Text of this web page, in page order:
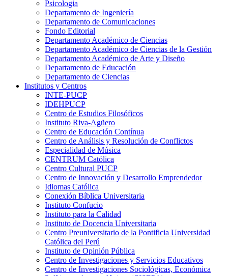
Psicologia
Departamento de Ingeniería
Departamento de Comunicaciones
Fondo Editorial
Departamento Académico de Ciencias
Departamento Académico de Ciencias de la Gestión
Departamento Académico de Arte y Diseño
Departamento de Educación
Departamento de Ciencias
Institutos y Centros
INTE-PUCP
IDEHPUCP
Centro de Estudios Filosóficos
Instituto Riva-Agüero
Centro de Educación Contínua
Centro de Análisis y Resolución de Conflictos
Especialidad de Música
CENTRUM Católica
Centro Cultural PUCP
Centro de Innovación y Desarrollo Emprendedor
Idiomas Católica
Conexión Bíblica Universitaria
Instituto Confucio
Instituto para la Calidad
Instituto de Docencia Universitaria
Centro Preuniversitario de la Pontificia Universidad
Católica del Perú
Instituto de Opinión Pública
Centro de Investigaciones y Servicios Educativos
Centro de Investigaciones Sociológicas, Económica